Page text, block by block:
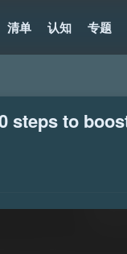
清单 认知 专题
steps to